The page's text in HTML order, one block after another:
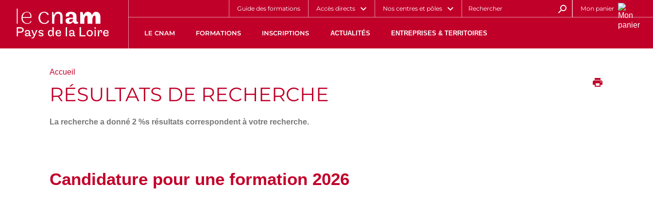
Aller
Navigation
Accès
Connexion
Guide des formations Accès directs Nos centres et pôles Mon panier
LE CNAM FORMATIONS INSCRIPTIONS ACTUALITÉS ENTREPRISES & TERRITOIRES
Vous
ici :
Accueil
RÉSULTATS DE RECHERCHE
La recherche a donné 2 %s résultats correspondent à votre recherche.
Candidature pour une formation 2026